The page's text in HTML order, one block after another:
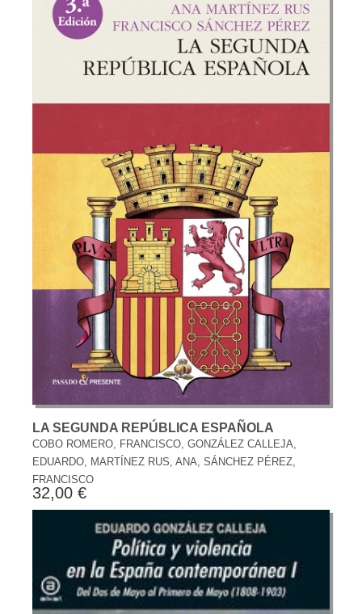
LA SEGUNDA REPÚBLICA ESPAÑOLA
COBO ROMERO, FRANCISCO, GONZÁLEZ CALLEJA,
EDUARDO, MARTÍNEZ RUS, ANA, SÁNCHEZ PÉREZ,
FRANCISCO
32,00 €